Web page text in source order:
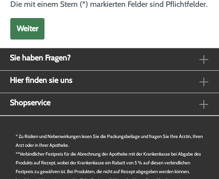
Die mit einem Stern (*) markierten Felder sind Pflichtfelder.
Weiter
Sie haben Fragen?
Hier finden sie uns
Shopservice
* Zu Risiken und Nebenwirkungen lesen Sie die Packungsbeilage und fragen Sie Ihre Ärztin, Ihren
Arzt oder in Ihrer Apotheke.
**Verbindlicher Festpreis für die Abrechnung der Apotheke mit der Krankenkasse bei Abgabe des
Produkts auf Rezept, wobei der Krankenkasse ein Rabatt von 5 % auf diesen verbindlichen
Festpreis zu gewähren ist. Bei Produkten, die nicht auf Rezept abgegeben werden können,